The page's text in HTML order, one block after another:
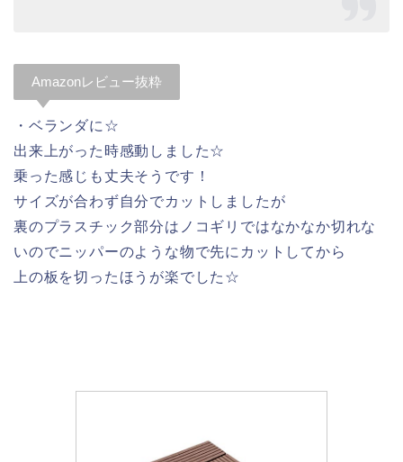
Amazonレビュー抜粋
・ベランダに☆
出来上がった時感動しました☆
乗った感じも丈夫そうです！
サイズが合わず自分でカットしましたが
裏のプラスチック部分はノコギリではなかなか切れな
いのでニッパーのような物で先にカットしてから
上の板を切ったほうが楽でした☆